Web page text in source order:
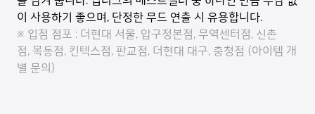
이 사용하기 좋으며, 단정한 무드 연출 시 유용합니다.
※ 입점 점포 : 더현대 서울, 압구정본점, 무역센터점, 신촌
점, 목동점, 킨텍스점, 판교점, 더현대 대구, 충청점 (아이템 개
별 문의)